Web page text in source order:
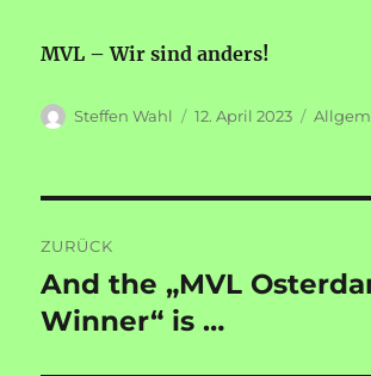
MVL – Wir sind anders!
Autor
Steffen Wahl
Veröffentlicht
12. April 2023
ZURÜCK
Vorheriger
Beitrag:
And the „MVL
Winner“ is …